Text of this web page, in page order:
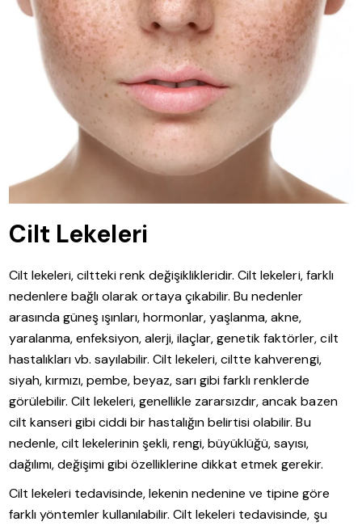
Cilt Lekeleri
Cilt lekeleri, ciltteki renk değişiklikleridir. Cilt lekeleri, farklı
nedenlere bağlı olarak ortaya çıkabilir. Bu nedenler
arasında güneş ışınları, hormonlar, yaşlanma, akne,
yaralanma, enfeksiyon, alerji, ilaçlar, genetik faktörler, cilt
hastalıkları vb. sayılabilir. Cilt lekeleri, ciltte kahverengi,
siyah, kırmızı, pembe, beyaz, sarı gibi farklı renklerde
görülebilir. Cilt lekeleri, genellikle zararsızdır, ancak bazen
cilt kanseri gibi ciddi bir hastalığın belirtisi olabilir. Bu
nedenle, cilt lekelerinin şekli, rengi, büyüklüğü, sayısı,
dağılımı, değişimi gibi özelliklerine dikkat etmek gerekir.
Cilt lekeleri tedavisinde, lekenin nedenine ve tipine göre
farklı yöntemler kullanılabilir. Cilt lekeleri tedavisinde, şu